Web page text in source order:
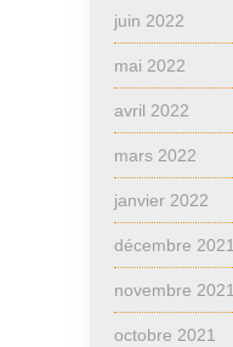
juin 2022
mai 2022
avril 2022
mars 2022
janvier 2022
décembre 2021
novembre 2021
octobre 2021